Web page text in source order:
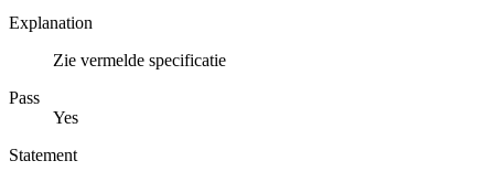
Explanation
Zie vermelde specificatie
Pass
Yes
Statement